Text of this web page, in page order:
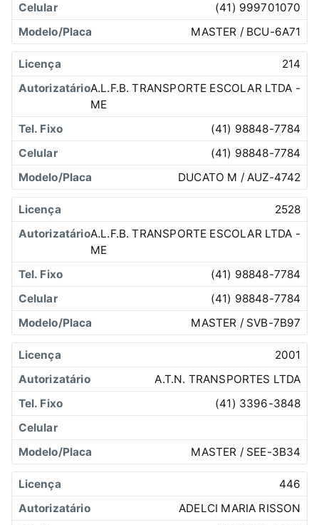
(41) 999701070
MASTER / BCU-6A71
214
A.L.F.B. TRANSPORTE ESCOLAR LTDA -
ME
(41) 98848-7784
(41) 98848-7784
DUCATO M / AUZ-4742
2528
A.L.F.B. TRANSPORTE ESCOLAR LTDA -
ME
(41) 98848-7784
(41) 98848-7784
MASTER / SVB-7B97
2001
A.T.N. TRANSPORTES LTDA
(41) 3396-3848
MASTER / SEE-3B34
446
ADELCI MARIA RISSON